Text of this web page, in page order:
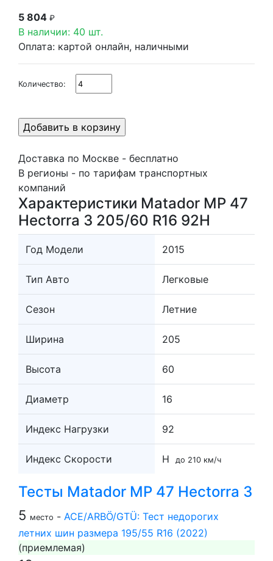
5 804 ₽
В наличии: 40 шт.
Оплата: картой онлайн, наличными
Количество:
Доставка по Москве - бесплатно
В регионы - по тарифам транспортных
компаний
Характеристики Matador MP 47
Hectorra 3 205/60 R16 92H
Год Модели 2015
Тип Авто Легковые
Сезон Летние
Ширина 205
Высота 60
Диаметр 16
Индекс Нагрузки 92
Индекс Скорости H до 210 км/ч
Тесты Matador MP 47 Hectorra 3
5 место - ACE/ARBÖ/GTÜ: Тест недорогих
летних шин размера 195/55 R16 (2022)
(приемлемая)